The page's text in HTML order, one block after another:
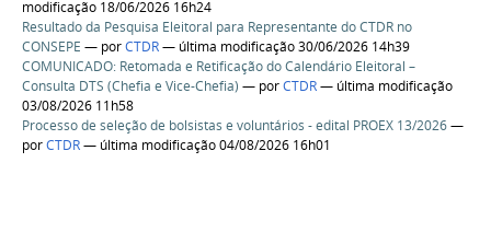
modificação 18/06/2026 16h24
Resultado da Pesquisa Eleitoral para Representante do CTDR no
CONSEPE — porCTDR— última modificação 30/06/2026 14h39
COMUNICADO: Retomada e Retificação do Calendário Eleitoral –
Consulta DTS (Chefia e Vice-Chefia) — porCTDR— última modificação
03/08/2026 11h58
Processo de seleção de bolsistas e voluntários - edital PROEX 13/2026—
porCTDR— última modificação 04/08/2026 16h01